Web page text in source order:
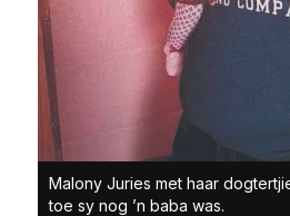
Malony Juries met haar
toe sy nog ’n baba was.